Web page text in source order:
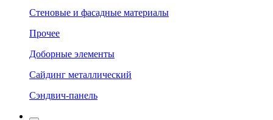
Стеновые и фасадные материалы
Прочее
Доборные элементы
Сайдинг металлический
Сэндвич-панель